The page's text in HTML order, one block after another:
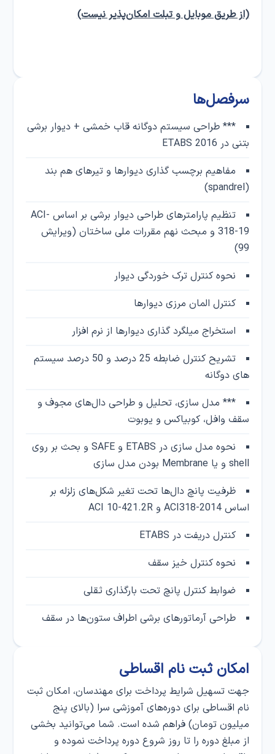
(از طریق موبایل و تبلت امکان‌پذیر نیست)
سرفصل‌ها
*** طراحی سیستم دوگانه قاب خمشی + دیوار برشی
بتنی در ETABS 2016
مفاهیم برچسب گذاری دیوارها و تیر‌های هم بند
(spandrel)
تنظیم پارامترهای طراحی دیوار برشی بر اساس ACI-
318-19 و مبحث نهم مقررات ملی ساختان (ویرایش
99)
نحوه کنترل ترک خوردگی دیوار
کنترل المان مرزی دیوارها
استخراج میلگرد گذاری دیوارها از نرم افزار
تشریح کنترل ضابطه 25 درصد و 50 درصد سیستم
های دوگانه
*** مدل سازی، تحلیل و طراحی دال‌های مجوف و
سقف وافل، کوبیاکس و یوبوت
نحوه مدل سازی در ETABS و SAFE و بحث بر روی
shell و یا Membrane بودن مدل سازی
ظرفیت پانچ دال‌ها تحت تغیر شکل‌های زلزله بر
اساس ACI318-2014 و ACI 10-421.2R
کنترل دریفت در ETABS
نحوه کنترل خیز سقف
ضوابط کنترل پانچ تحت بارگذاری ثقلی
طراحی آرماتور‌های برشی اطراف ستون‌ها در سقف
امکان ثبت‌ نام اقساطی
جهت تسهیل شرایط پرداخت برای مهندسان، امکان ثبت‌
نام اقساطی برای دوره‌های آموزشی سرا (بالای پنج
میلیون تومان) فراهم شده است. شما می‌توانید بخشی
از مبلغ دوره را تا روز شروع دوره پرداخت نموده و